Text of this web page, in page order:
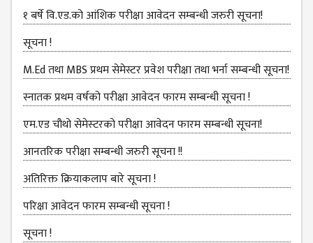
EMIS UNIT
RESEARCH
MANAGEMENT
CELL
EDUCATIONAL
CONSULTANT
COMMITTEE &
CELL
EXAMINATION
MANAGEMENT
COMMITTEE
१ बर्षे वि.एड.को आंशिक परीक्षा आवेदन सम्बन्धी जरुरी सूचना!
सूचना !
M.Ed तथा MBS प्रथम सेमेस्टर प्रवेश परीक्षा तथा भर्ना सम्बन्धी सूचना!
स्नातक प्रथम वर्षको परीक्षा आवेदन फारम सम्बन्धी सूचना !
एम.एड चौथो सेमेस्‍टरको परीक्षा आवेदन फारम सम्बन्धी सूचना!
आनतरिक परीक्षा सम्बन्धी जरुरी सूचना !!
अतिरिक्त क्रियाकलाप बारे सूचना !
परिक्षा आवेदन फारम सम्बन्धी सूचना !
सूचना !